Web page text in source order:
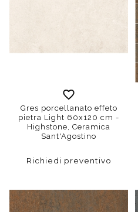
Gres porcellanato effeto
pietra Light 60x120 cm -
Highstone, Ceramica
Sant'Agostino
Richiedi preventivo